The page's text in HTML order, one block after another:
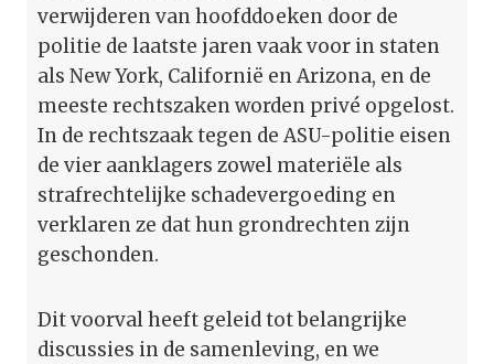
verwijderen van hoofddoeken door de
politie de laatste jaren vaak voor in staten
als New York, Californië en Arizona, en de
meeste rechtszaken worden privé opgelost.
In de rechtszaak tegen de ASU-politie eisen
de vier aanklagers zowel materiële als
strafrechtelijke schadevergoeding en
verklaren ze dat hun grondrechten zijn
geschonden.
Dit voorval heeft geleid tot belangrijke
discussies in de samenleving, en we